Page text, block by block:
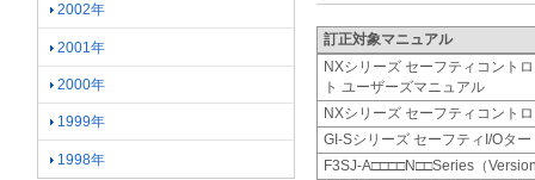
訂正対象マニュアル
NXシリーズ セーフティコント
ト ユーザーズマニュアル
NXシリーズ セーフティコント
GI-Sシリーズ セーフティI/Oタ
F3SJ-A□□□□N□□Series（
2002年
2001年
2000年
1999年
1998年